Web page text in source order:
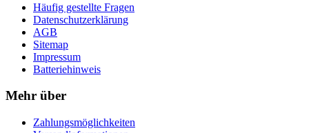
Häufig gestellte Fragen
Datenschutzerklärung
AGB
Sitemap
Impressum
Batteriehinweis
Mehr über
Zahlungsmöglichkeiten